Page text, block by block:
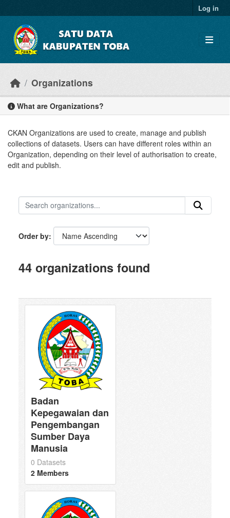
Log in
Organizations
What are Organizations?
CKAN Organizations are used to create, manage and publish
collections of datasets. Users can have different roles within an
Organization, depending on their level of authorisation to create,
edit and publish.
Order by
44 organizations found
Badan
Kepegawaian dan
Pengembangan
Sumber Daya
Manusia
0 Datasets
2 Members